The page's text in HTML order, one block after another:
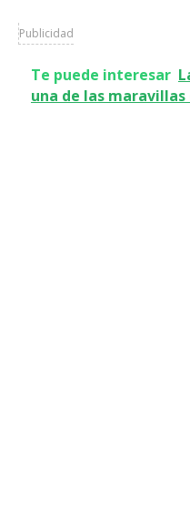
Publicidad
Te puede interesar
una de las